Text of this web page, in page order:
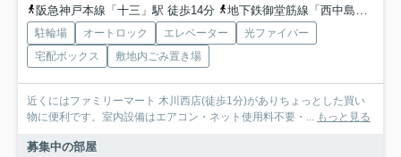
阪急神戸本線「十三」駅 徒歩14分
地下鉄御堂筋線「西中島南方」駅 徒歩16分
駐輪場 オートロック エレベーター
光ファイバー
宅配ボックス
敷地内ごみ置き場
近くにはファミリーマート 木川西店(徒歩1分)がありちょっとした買い
物に便利です。室内設備はエアコン・ネット使用料不要・... もっと見る
募集中の部屋